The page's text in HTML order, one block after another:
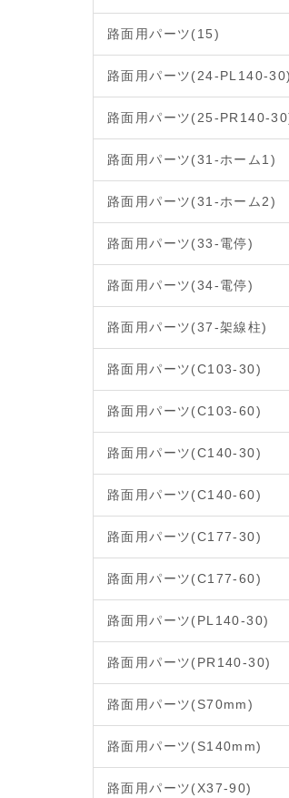
路面用パーツ(15)
路面用パーツ(24-PL140-30)
路面用パーツ(25-PR140-
路面用パーツ(31-ホーム1)
路面用パーツ(31-ホーム2)
路面用パーツ(33-電停)
路面用パーツ(34-電停)
路面用パーツ(37-架線柱)
路面用パーツ(C103-30)
路面用パーツ(C103-60)
路面用パーツ(C140-30)
路面用パーツ(C140-60)
路面用パーツ(C177-30)
路面用パーツ(C177-60)
路面用パーツ(PL140-30)
路面用パーツ(PR140-30)
路面用パーツ(S70mm)
路面用パーツ(S140mm)
路面用パーツ(X37-90)